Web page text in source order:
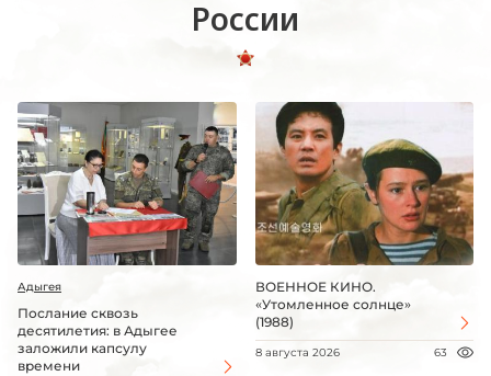
России
Адыгея
Послание сквозь
десятилетия: в Адыгее
заложили капсулу
времени
ВОЕННОЕ КИНО.
«Утомленное солнце»
(1988)
8 августа 2026 63